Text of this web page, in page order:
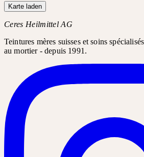
Karte laden
Ceres Heilmittel AG
Teintures mères suisses et soins
au mortier - depuis 1991.